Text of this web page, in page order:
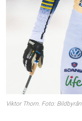
Viktor Thorn. Foto: Bildbyrån